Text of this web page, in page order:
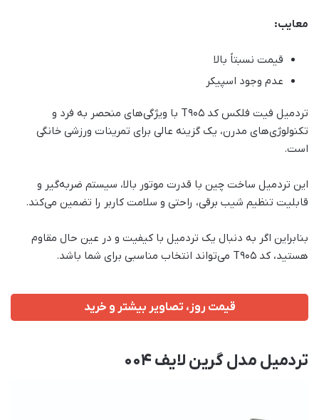
معایب:
قیمت نسبتاً بالا
عدم وجود اسپیکر
تردمیل فیت فلکس کد T905 با ویژگی‌های منحصر به فرد و
تکنولوژی‌های مدرن، یک گزینه عالی برای تمرینات ورزشی خانگی
است.
این تردمیل ساخت چین با قدرت موتور بالا، سیستم ضربه‌گیر و
قابلیت تنظیم شیب برقی، راحتی و سلامت کاربر را تضمین می‌کند.
بنابراین اگر به دنبال یک تردمیل با کیفیت و در عین حال مقاوم
هستید، کد T905 می‌تواند انتخاب مناسبی برای شما باشد.
قیمت روز، تصاویر بیشتر و خرید
تردمیل مدل گرین لایف 004